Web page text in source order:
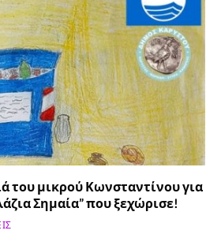
του μικρού Κωνσταντίνου για
Σημαία” που ξεχώρισε!